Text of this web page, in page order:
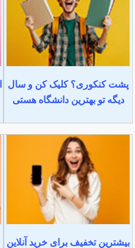
پشت کنکوری؟ کلیک کن و سال
دیگه تو بهترین دانشگاه هستی
بیشترین تخفیف برای خرید آنلاین